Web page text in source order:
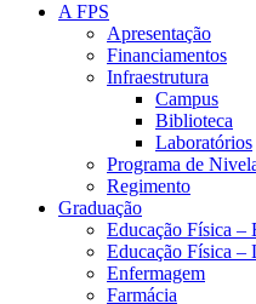
A FPS
Apresentação
Financiamentos
Infraestrutura
Campus
Biblioteca
Laboratórios
Programa de
Regimento
Graduação
Educação Física –
Educação Física –
Enfermagem
Farmácia